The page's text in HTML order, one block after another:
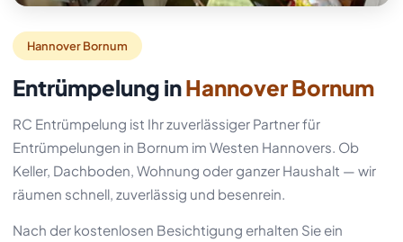
Hannover Bornum
Entrümpelung inHannover Bornum
RC Entrümpelung ist Ihr zuverlässiger Partner für
Entrümpelungen in Bornum im Westen Hannovers. Ob
Keller, Dachboden, Wohnung oder ganzer Haushalt — wir
räumen schnell, zuverlässig und besenrein.
Nach der kostenlosen Besichtigung erhalten Sie ein